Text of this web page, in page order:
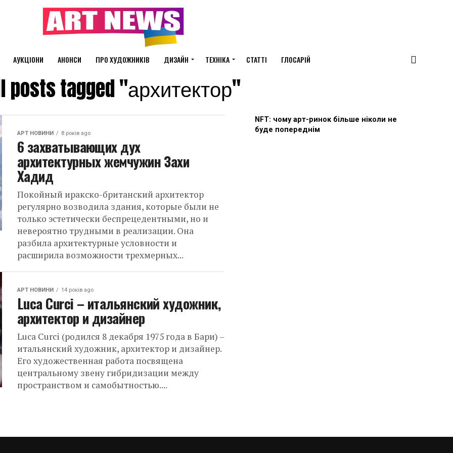
АУКЦІОНИ АНОНСИ ПРО ХУДОЖНИКІВ ДИЗАЙН ТЕХНІКА СТАТТІ ГЛОСАРІЙ
posts tagged "архитектор"
АРТ НОВИНИ 8 років ago
6 захватывающих дух
архитектурных жемчужин Захи
Хадид
Покойный иракско-британский архитектор
регулярно возводила здания, которые были не
только эстетически беспрецедентными, но и
невероятно трудными в реализации. Она
разбила архитектурные условности и
расширила возможности трехмерных...
АРТ НОВИНИ 14 років ago
Luca Curci – итальянский художник,
архитектор и дизайнер
Luca Curci (родился 8 декабря 1975 года в Бари) –
итальянский художник, архитектор и дизайнер.
Его художественная работа посвящена
центральному звену гибридизации между
пространством и самобытностью....
NFT: чому арт-ринок більше ніколи не
буде попереднім